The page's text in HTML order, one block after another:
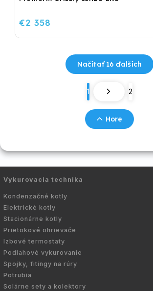
€2 358
Načítať 16 ďalších
1 2
Hore
Vykurovacia technika
Kondenzačné kotly
Elektrické kotly
Stacionárne kotly
Prietokové ohrievače
Izbové termostaty
Podlahové vykurovanie
Spojky, fitingy na rúry
Potrubia
Solárne sety a kolektory